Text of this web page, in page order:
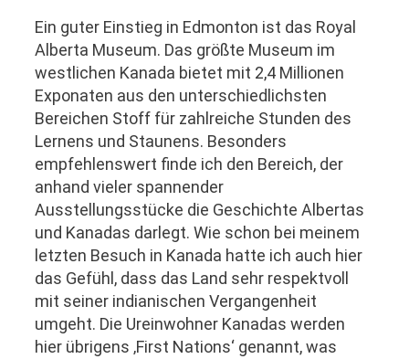
Ein guter Einstieg in Edmonton ist das Royal
Alberta Museum. Das größte Museum im
westlichen Kanada bietet mit 2,4 Millionen
Exponaten aus den unterschiedlichsten
Bereichen Stoff für zahlreiche Stunden des
Lernens und Staunens. Besonders
empfehlenswert finde ich den Bereich, der
anhand vieler spannender
Ausstellungsstücke die Geschichte Albertas
und Kanadas darlegt. Wie schon bei meinem
letzten Besuch in Kanada hatte ich auch hier
das Gefühl, dass das Land sehr respektvoll
mit seiner indianischen Vergangenheit
umgeht. Die Ureinwohner Kanadas werden
hier übrigens ‚First Nations‘ genannt, was